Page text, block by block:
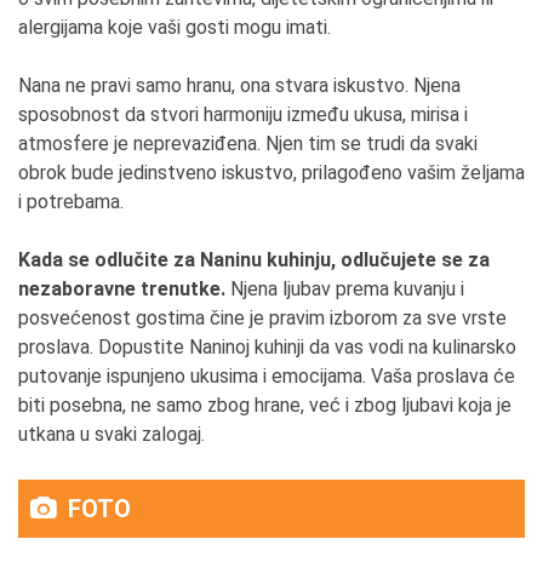
alergijama koje vaši gosti mogu imati.
Nana ne pravi samo hranu, ona stvara iskustvo. Njena
sposobnost da stvori harmoniju između ukusa, mirisa i
atmosfere je neprevaziđena. Njen tim se trudi da svaki
obrok bude jedinstveno iskustvo, prilagođeno vašim željama
i potrebama.
Kada se odlučite za Naninu kuhinju, odlučujete se za
nezaboravne trenutke. Njena ljubav prema kuvanju i
posvećenost gostima čine je pravim izborom za sve vrste
proslava. Dopustite Naninoj kuhinji da vas vodi na kulinarsko
putovanje ispunjeno ukusima i emocijama. Vaša proslava će
biti posebna, ne samo zbog hrane, već i zbog ljubavi koja je
utkana u svaki zalogaj.
FOTO